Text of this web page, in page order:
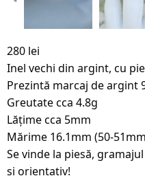
280 lei
Inel vechi din argint, cu
Prezintă marcaj de argint
Greutate cca 4.8g
Lățime cca 5mm
Mărime 16.1mm (50-
Se vinde la piesă,
și orientativ!